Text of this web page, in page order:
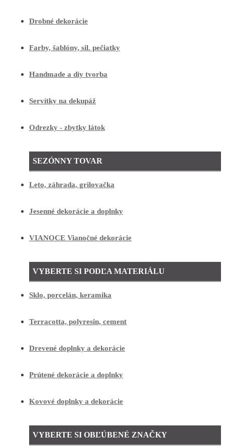
Drobné dekorácie
Farby, šablóny, sil. pečiatky
Handmade a diy tvorba
Servítky na dekupáž
Odrezky - zbytky látok
SEZÓNNY TOVAR
Leto, záhrada, grilovačka
Jesenné dekorácie a doplnky
VIANOCE Vianočné dekorácie
VYBERTE SI PODĽA MATERIÁLU
Sklo, porcelán, keramika
Terracotta, polyresin, cement
Drevené doplnky a dekorácie
Prútené dekorácie a doplnky
Kovové doplnky a dekorácie
VYBERTE SI OBĽÚBENÉ ZNAČKY